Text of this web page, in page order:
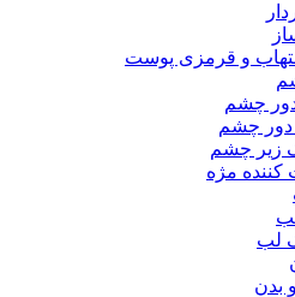
و قرمزی پوست
چشم
چشم
زیر چشم
کننده مژه
لب
بدن